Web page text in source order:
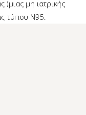
(μιας μη ιατρικής
τύπου N95.